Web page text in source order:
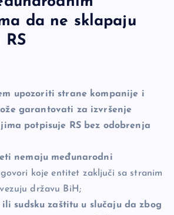
da ne sklapaju
RS
upozoriti strane kompanije i
garantovati za izvršenje
potpisuje RS bez odobrenja
nemaju međunarodni
koje entitet zaključi sa stranim
državu BiH;
sudsku zaštitu u slučaju da zbog